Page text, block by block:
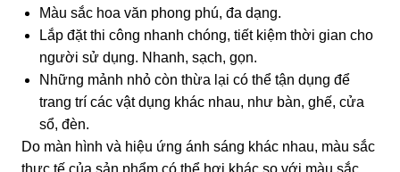
Màu sắc hoa văn phong phú, đa dạng.
Lắp đặt thi công nhanh chóng, tiết kiệm thời gian cho
người sử dụng. Nhanh, sạch, gọn.
Những mảnh nhỏ còn thừa lại có thể tận dụng để
trang trí các vật dụng khác nhau, như bàn, ghế, cửa
sổ, đèn.
Do màn hình và hiệu ứng ánh sáng khác nhau, màu sắc
thực tế của sản phẩm có thể hơi khác so với màu sắc